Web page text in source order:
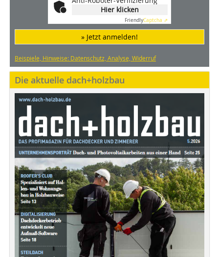
Hier klicken
FriendlyCaptcha ⇗
» Jetzt anmelden!
Beispiele, Hinweise: Datenschutz, Analyse, Widerruf
Die aktuelle dach+holzbau